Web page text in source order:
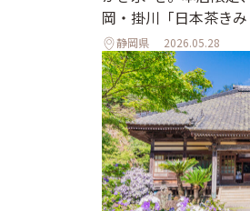
岡・掛川「日本茶きみ
静岡県 2026.05.28